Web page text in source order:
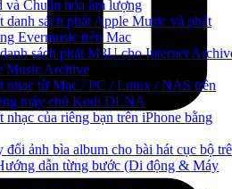
và Chuẩn hóa âm lượng
danh sách phát Apple Music và phát
Evermusic trên Mac
sách phát M3U cho Internet
Music Archive
nhạc từ Mac / PC / Linux / NAS trên
máy chủ Kodi DLNA
nhạc của riêng bạn trên iPhone bằng
đổi ảnh bìa album cho bài hát cục bộ
dẫn từng bước (Di động & Máy